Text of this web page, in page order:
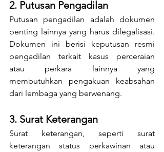
2. Putusan Pengadilan
Putusan pengadilan adalah dokumen
penting lainnya yang harus dilegalisasi.
Dokumen ini berisi keputusan resmi
pengadilan terkait kasus perceraian
atau perkara lainnya yang
membutuhkan pengakuan keabsahan
dari lembaga yang berwenang.
3. Surat Keterangan
Surat keterangan, seperti surat
keterangan status perkawinan atau